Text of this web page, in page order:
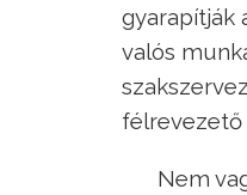
gyarapítják
valós
félrevezető
Nem